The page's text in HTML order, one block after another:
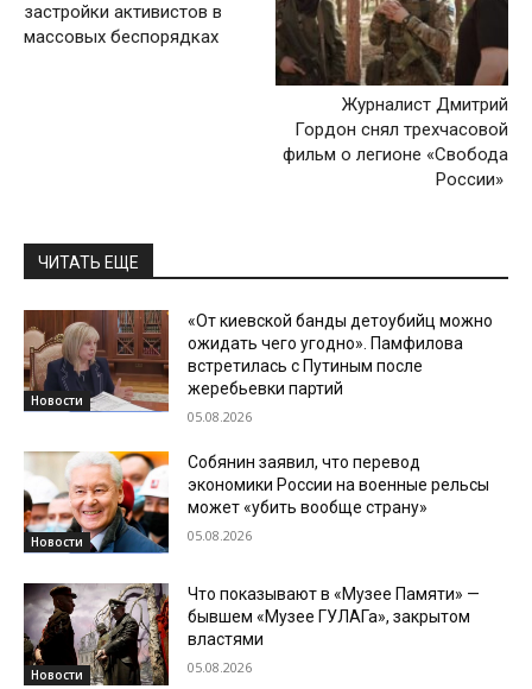
застройки активистов в
массовых беспорядках
Журналист Дмитрий
Гордон снял трехчасовой
фильм о легионе «Свобода
России»
ЧИТАТЬ ЕЩЕ
Новости
«От киевской банды детоубийц можно
ожидать чего угодно». Памфилова
встретилась с Путиным после
жеребьевки партий
05.08.2026
Новости
Собянин заявил, что перевод
экономики России на военные рельсы
может «убить вообще страну»
05.08.2026
Новости
Что показывают в «Музее Памяти» —
бывшем «Музее ГУЛАГа», закрытом
властями
05.08.2026